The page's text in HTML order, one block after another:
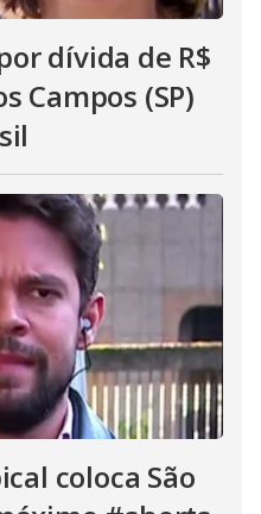
dívida de R$
Campos (SP)
coloca São